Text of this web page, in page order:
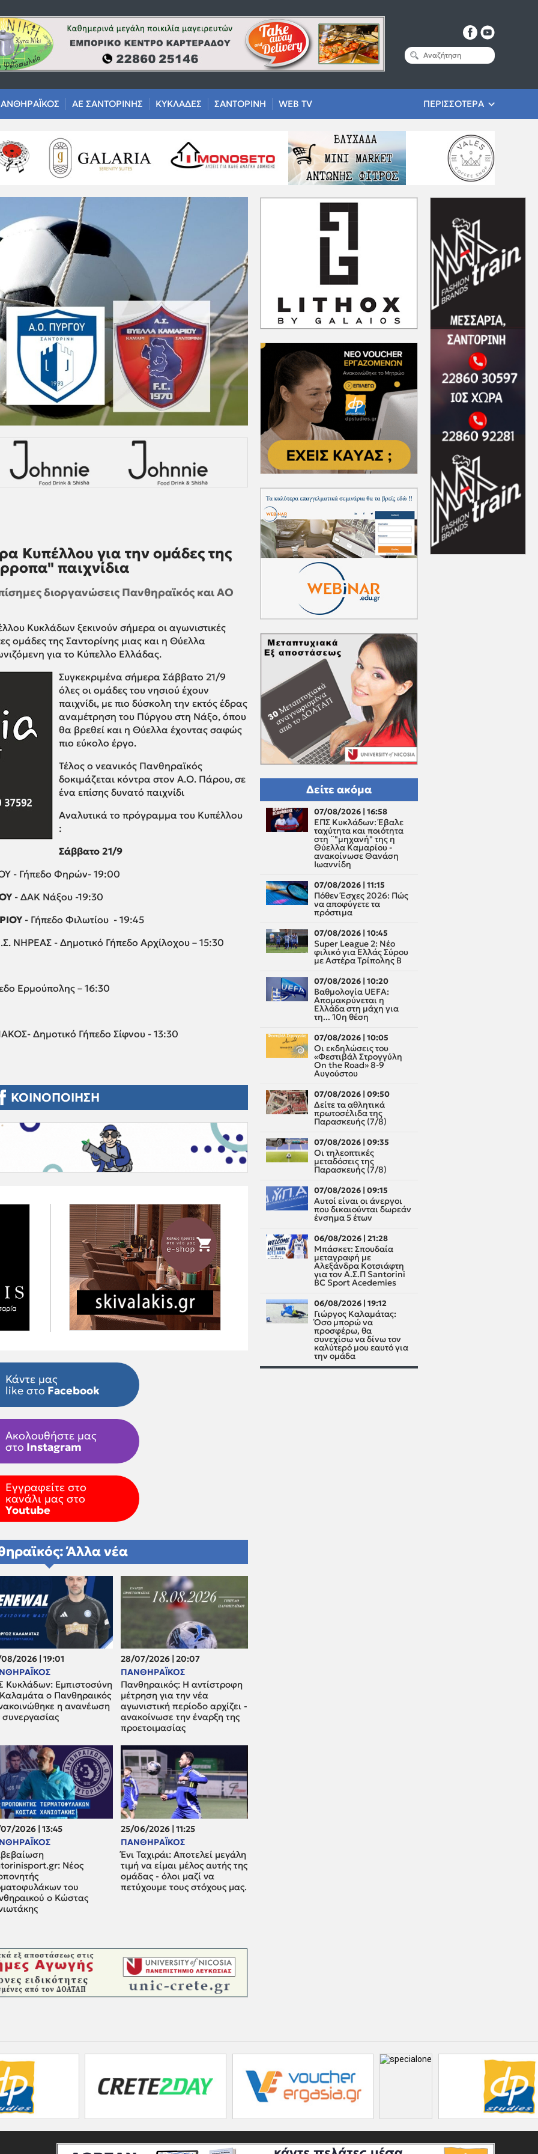
ΑΕ ΣΑΝΤΟΡΙΝΗΣ ΚΥΚΛΑΔΕΣ ΣΑΝΤΟΡΙΝΗ WEB TV ΠΕΡΙΣΣΟΤΕΡΑ
Κυπέλλου για την ομάδες της
παιχνίδια
διοργανώσεις Πανθηραϊκός και ΑΟ
Κυκλάδων ξεκινούν σήμερα οι αγωνιστικές
ομάδες της Σαντορίνης μιας και η Θύελλα
για το Κύπελλο Ελλάδας.
Συγκεκριμένα σήμερα Σάββατο 21/9
όλες οι ομάδες του νησιού έχουν
παιχνίδι, με πιο δύσκολη την εκτός έδρας
αναμέτρηση του Πύργου στη Νάξο, όπου
θα βρεθεί και η Θύελλα έχοντας σαφώς
πιο εύκολο έργο.
Τέλος ο νεανικός Πανθηραϊκός
δοκιμάζεται κόντρα στον Α.Ο. Πάρου, σε
ένα επίσης δυνατό παιχνίδι
Αναλυτικά το πρόγραμμα του Κυπέλλου
:
Σάββατο 21/9
- Γήπεδο Φηρών- 19:00
- ΔΑΚ Νάξου -19:30
- Γήπεδο Φιλωτίου - 19:45
- Δημοτικό Γήπεδο Αρχίλοχου – 15:30
Ερμούπολης – 16:30
Δημοτικό Γήπεδο Σίφνου - 13:30
ΚΟΙΝΟΠΟΙΗΣΗ
Κάντε μας
like στο Facebook
Ακολουθήστε μας
στο Instagram
Εγγραφείτε στο
κανάλι μας στο
Youtube
Άλλα νέα
2026 | 19:01
Κυκλάδων: Εμπιστοσύνη
ο Πανθηραικός
η ανανέωση
συνεργασίας
28/07/2026 | 20:07
ΠΑΝΘΗΡΑΪΚΟΣ
Πανθηραικός: Η αντίστροφη
μέτρηση για την νέα
αγωνιστική περίοδο αρχίζει -
ανακοίνωσε την έναρξη της
προετοιμασίας
2026 | 13:45
Νέος
του
ο Κώστας
25/06/2026 | 11:25
ΠΑΝΘΗΡΑΪΚΟΣ
Ένι Ταχιράι: Αποτελεί μεγάλη
τιμή να είμαι μέλος αυτής της
ομάδας - όλοι μαζί να
πετύχουμε τους στόχους μας.
Δείτε ακόμα
07/08/2026 | 16:58
ΕΠΣ Κυκλάδων: Έβαλε
ταχύτητα και ποιότητα
στη ¨"μηχανή" της η
Θύελλα Καμαρίου -
ανακοίνωσε Θανάση
Ιωαννίδη
07/08/2026 | 11:15
Πόθεν Έσχες 2026: Πώς
να αποφύγετε τα
πρόστιμα
07/08/2026 | 10:45
Super League 2: Νέο
φιλικό για Ελλάς Σύρου
με Αστέρα Τρίπολης Β
07/08/2026 | 10:20
Βαθμολογία UEFA:
Απομακρύνεται η
Ελλάδα στη μάχη για
τη... 10η θέση
07/08/2026 | 10:05
Οι εκδηλώσεις του
«Φεστιβάλ Στρογγύλη
On the Road» 8-9
Αυγούστου
07/08/2026 | 09:50
Δείτε τα αθλητικά
πρωτοσέλιδα της
Παρασκευής (7/8)
07/08/2026 | 09:35
Οι τηλεοπτικές
μεταδόσεις της
Παρασκευής (7/8)
07/08/2026 | 09:15
Αυτοί είναι οι άνεργοι
που δικαιούνται δωρεάν
ένσημα 5 έτων
06/08/2026 | 21:28
Μπάσκετ: Σπουδαία
μεταγραφή με
Αλεξάνδρα Κοτσιάφτη
για τον A.Σ.Π Santorini
BC Sport Acedemies
06/08/2026 | 19:12
Γιώργος Καλαμάτας:
Όσο μπορώ να
προσφέρω, θα
συνεχίσω να δίνω τον
καλύτερό μου εαυτό για
την ομάδα